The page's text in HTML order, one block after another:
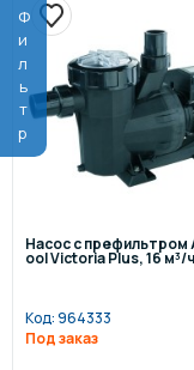
Фильтр
Насос с префильтром
ool Victoria Plus, 16 м³/
Код:964333
Под заказ